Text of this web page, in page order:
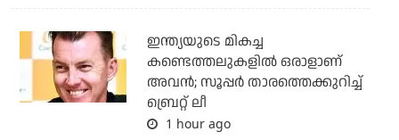
ഇന്ത്യയുടെ മികച്ച
കണ്ടെത്തലുകളില്‍ ഒരാളാണ്
അവന്‍; സൂപ്പര്‍ താരത്തെക്കുറിച്ച്
ബ്രെറ്റ് ലീ
1 hour ago